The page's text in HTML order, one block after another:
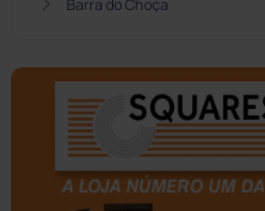
Barra do Choça
Bom Jesus da Lapa
Boquira
Botuporã